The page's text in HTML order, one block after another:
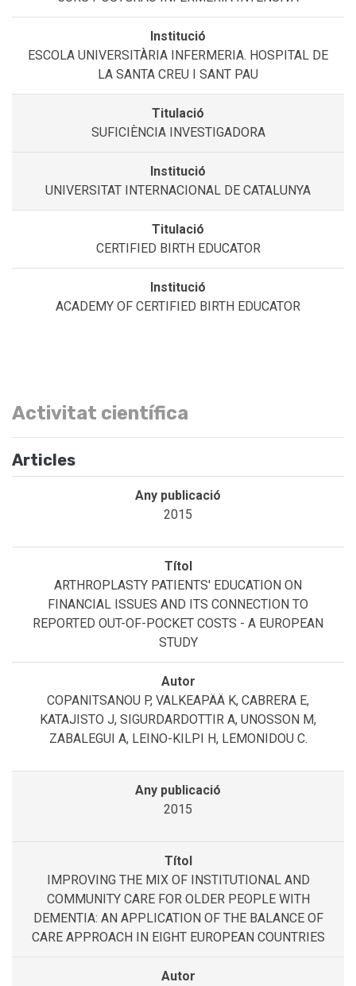
ESCOLA UNIVERSITÀRIA INFERMERIA. HOSPITAL DE
LA SANTA CREU I SANT PAU
SUFICIÈNCIA INVESTIGADORA
UNIVERSITAT INTERNACIONAL DE CATALUNYA
CERTIFIED BIRTH EDUCATOR
ACADEMY OF CERTIFIED BIRTH EDUCATOR
Activitat científica
Articles
2015
ARTHROPLASTY PATIENTS' EDUCATION ON
FINANCIAL ISSUES AND ITS CONNECTION TO
REPORTED OUT-OF-POCKET COSTS - A EUROPEAN
STUDY
COPANITSANOU P, VALKEAPÄÄ K, CABRERA E,
KATAJISTO J, SIGURDARDOTTIR A, UNOSSON M,
ZABALEGUI A, LEINO-KILPI H, LEMONIDOU C.
2015
IMPROVING THE MIX OF INSTITUTIONAL AND
COMMUNITY CARE FOR OLDER PEOPLE WITH
DEMENTIA: AN APPLICATION OF THE BALANCE OF
CARE APPROACH IN EIGHT EUROPEAN COUNTRIES